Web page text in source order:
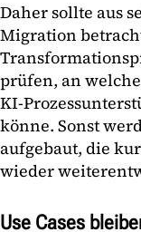
Daher sollte aus
Migration
prüfen, an
KI-
könne. Sonst
aufgebaut, die
wieder
Use Cases